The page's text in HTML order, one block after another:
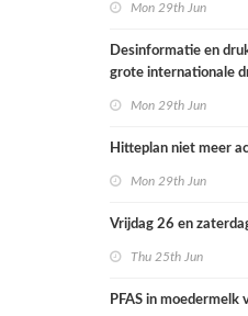
Mon 29th Jun
Desinformatie en
grote internationale
Mon 29th Jun
Hitteplan niet meer
Mon 29th Jun
Vrijdag 26 en
Thu 25th Jun
PFAS in moedermelk